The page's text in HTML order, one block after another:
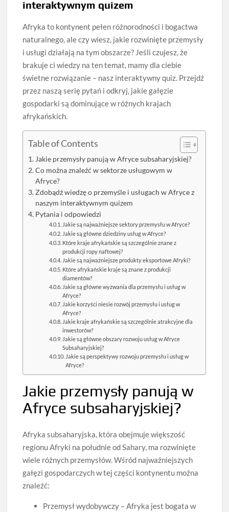
interaktywnym quizem
Afryka to kontynent pełen różnorodności i bogactwa
naturalnego, ale czy wiesz, jakie rozwinięte przemysły
i usługi działają na tym obszarze? Jeśli czujesz, że
brakuje ci wiedzy na ten temat, mamy dla ciebie
świetne rozwiązanie – nasz interaktywny quiz. Przejdź
przez naszą serię pytań i odkryj, jakie gałęzie
gospodarki są dominujące w różnych krajach
afrykańskich.
Table of Contents
Jakie przemysły panują w Afryce subsaharyjskiej?
Co można znaleźć w sektorze usługowym w
Afryce?
Zdobądź wiedzę o przemyśle i usługach w Afryce z
naszym interaktywnym quizem
Pytania i odpowiedzi
Jakie są najważniejsze sektory przemysłu w Afryce?
Jakie są główne dziedziny usług w Afryce?
Które kraje afrykańskie są szczególnie znane z
produkcji ropy naftowej?
Jakie są najważniejsze produkty eksportowe Afryki?
Które afrykańskie kraje są znane z produkcji
diamentów?
Jakie są główne wyzwania dla przemysłu i usług w
Afryce?
Jakie korzyści niesie rozwój przemysłu i usług w
Afryce?
Jakie kraje afrykańskie są szczególnie atrakcyjne dla
inwestorów?
Jakie są główne obszary rozwoju usług w Afryce
Subsaharyjskiej?
Jakie są perspektywy rozwoju przemysłu i usług w
Afryce?
Jakie przemysły panują w
Afryce subsaharyjskiej?
Afryka subsaharyjska, która obejmuje większość
regionu Afryki na południe od Sahary, ma rozwinięte
wiele różnych przemysłów. Wśród najważniejszych
gałęzi gospodarczych w tej części kontynentu można
znaleźć:
Przemysł wydobywczy – Afryka jest bogata w